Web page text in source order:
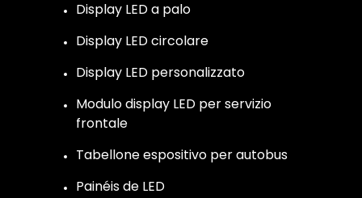
Display LED a palo
Display LED circolare
Display LED personalizzato
Modulo display LED per servizio
frontale
Tabellone espositivo per autobus
Painéis de LED